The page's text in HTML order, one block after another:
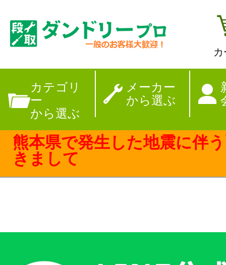
カテゴリ
ー
から選ぶ
メーカー
から選ぶ
【夏季休暇のお
熊本県で発生した地震に伴
きまして